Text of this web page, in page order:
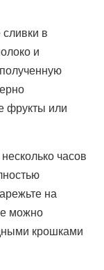
в
и
фрукты или
часов
на
можно
крошками